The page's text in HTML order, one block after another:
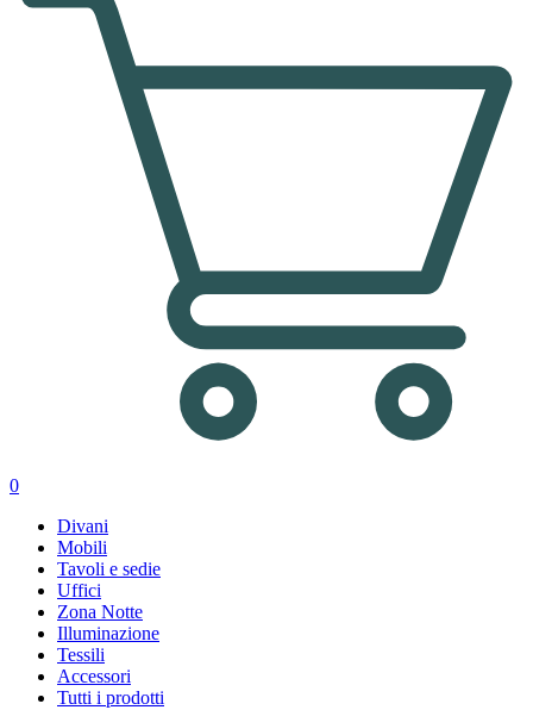
0
Divani
Mobili
Tavoli e sedie
Uffici
Zona Notte
Illuminazione
Tessili
Accessori
Tutti i prodotti